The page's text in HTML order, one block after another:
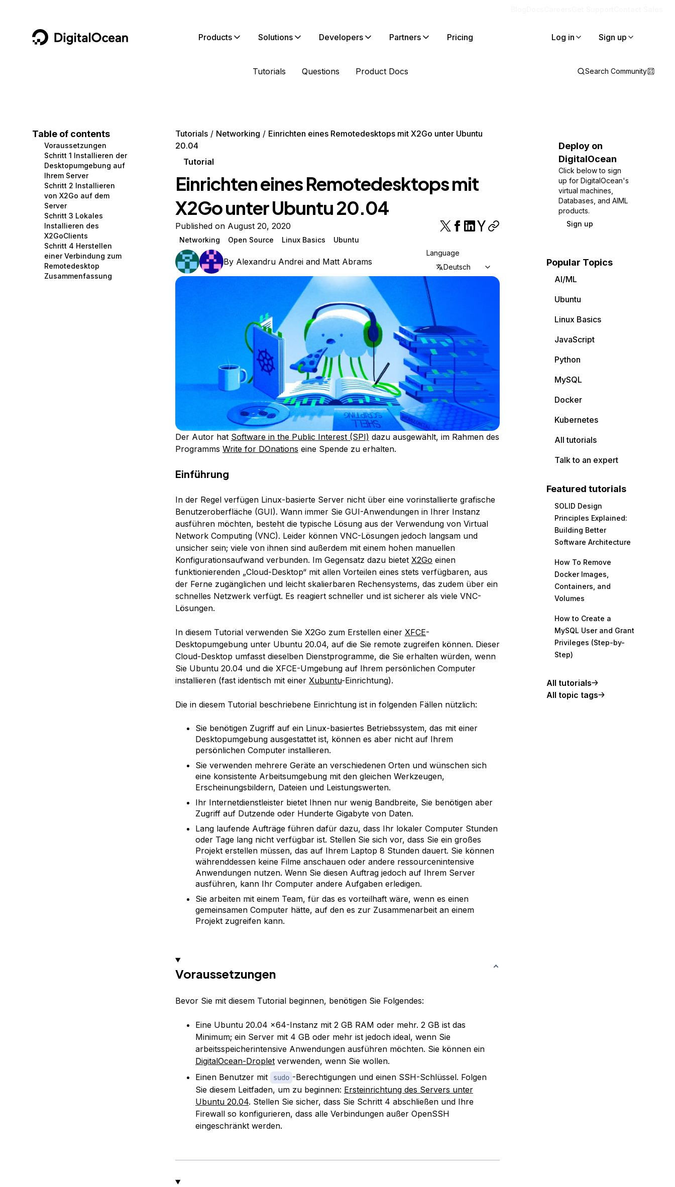
DigitalOcean Products
Containers and Images
Managed Databases
Management and Dev Tools
Networking
Security
Storage
Browse all products
Solutions
Data and IoT
Developer Tools
Gaming and Media
Hosting
Security and Networking
Startups and SMBs
Web and App Platforms
See all solutions
Developers
Developer Tools
Get Involved
Utilities and Help
Partners Pricing Log in Sign up
Tutorials Questions Product Docs Search Community
Table of contents
Voraussetzungen
Schritt 1 Installieren der
Desktopumgebung auf
Ihrem Server
Schritt 2 Installieren
von X2Go auf dem
Server
Schritt 3 Lokales
Installieren des
X2GoClients
Schritt 4 Herstellen
einer Verbindung zum
Remotedesktop
Zusammenfassung
Tutorials Networking
Einrichten eines Remotedesktops mit X2Go unter Ubuntu
20.04
Tutorial
Einrichten eines Remotedesktops mit
X2Go unter Ubuntu 20.04
Published on August 20, 2020
Networking Open Source Linux Basics Ubuntu
By Alexandru Andreiand Matt Abrams
Language
Deutsch
Der Autor hat Software in the Public Interest (SPI) dazu ausgewählt, im Rahmen des
Programms Write for DOnations eine Spende zu erhalten.
Einführung
In der Regel verfügen Linux-basierte Server nicht über eine vorinstallierte grafische
Benutzeroberfläche (GUI). Wann immer Sie GUI-Anwendungen in Ihrer Instanz
ausführen möchten, besteht die typische Lösung aus der Verwendung von Virtual
Network Computing (VNC). Leider können VNC-Lösungen jedoch langsam und
unsicher sein; viele von ihnen sind außerdem mit einem hohen manuellen
Konfigurationsaufwand verbunden. Im Gegensatz dazu bietet X2Go einen
funktionierenden „Cloud-Desktop“ mit allen Vorteilen eines stets verfügbaren, aus
der Ferne zugänglichen und leicht skalierbaren Rechensystems, das zudem über ein
schnelles Netzwerk verfügt. Es reagiert schneller und ist sicherer als viele VNC-
Lösungen.
In diesem Tutorial verwenden Sie X2Go zum Erstellen einer XFCE-
Desktopumgebung unter Ubuntu 20.04, auf die Sie remote zugreifen können. Dieser
Cloud-Desktop umfasst dieselben Dienstprogramme, die Sie erhalten würden, wenn
Sie Ubuntu 20.04 und die XFCE-Umgebung auf Ihrem persönlichen Computer
installieren (fast identisch mit einer Xubuntu-Einrichtung).
Die in diesem Tutorial beschriebene Einrichtung ist in folgenden Fällen nützlich:
Sie benötigen Zugriff auf ein Linux-basiertes Betriebssystem, das mit einer
Desktopumgebung ausgestattet ist, können es aber nicht auf Ihrem
persönlichen Computer installieren.
Sie verwenden mehrere Geräte an verschiedenen Orten und wünschen sich
eine konsistente Arbeitsumgebung mit den gleichen Werkzeugen,
Erscheinungsbildern, Dateien und Leistungswerten.
Ihr Internetdienstleister bietet Ihnen nur wenig Bandbreite, Sie benötigen aber
Zugriff auf Dutzende oder Hunderte Gigabyte von Daten.
Lang laufende Aufträge führen dafür dazu, dass Ihr lokaler Computer Stunden
oder Tage lang nicht verfügbar ist. Stellen Sie sich vor, dass Sie ein großes
Projekt erstellen müssen, das auf Ihrem Laptop 8 Stunden dauert. Sie können
währenddessen keine Filme anschauen oder andere ressourcenintensive
Anwendungen nutzen. Wenn Sie diesen Auftrag jedoch auf Ihrem Server
ausführen, kann Ihr Computer andere Aufgaben erledigen.
Sie arbeiten mit einem Team, für das es vorteilhaft wäre, wenn es einen
gemeinsamen Computer hätte, auf den es zur Zusammenarbeit an einem
Projekt zugreifen kann.
Voraussetzungen
Bevor Sie mit diesem Tutorial beginnen, benötigen Sie Folgendes:
Eine Ubuntu 20.04 x64-Instanz mit 2 GB RAM oder mehr. 2 GB ist das
Minimum; ein Server mit 4 GB oder mehr ist jedoch ideal, wenn Sie
arbeitsspeicherintensive Anwendungen ausführen möchten. Sie können ein
DigitalOcean-Dropletverwenden, wenn Sie wollen.
Einen Benutzer mit
sudo -Berechtigungen und einen SSH-Schlüssel. Folgen
Sie diesem Leitfaden, um zu beginnen: Ersteinrichtung des Servers unter
Ubuntu 20.04. Stellen Sie sicher, dass Sie Schritt 4 abschließen und Ihre
Firewall so konfigurieren, dass alle Verbindungen außer OpenSSH
eingeschränkt werden.
Deploy on
DigitalOcean
Click below to sign
up for DigitalOcean's
virtual machines,
Databases, and AIML
products.
Sign up
Popular Topics
AI/ML
Ubuntu
Linux Basics
JavaScript
Python
MySQL
Docker
Kubernetes
All tutorials
Talk to an expert
Featured tutorials
SOLID Design
Principles Explained:
Building Better
Software Architecture
How To Remove
Docker Images,
Containers, and
Volumes
How to Create a
MySQL User and Grant
Privileges (Step-by-
Step)
All tutorials
All topic tags